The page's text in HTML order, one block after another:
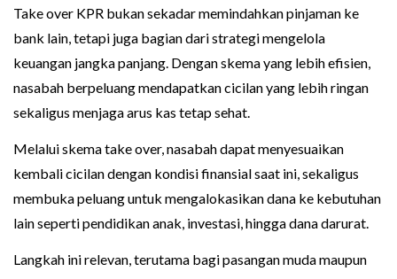
Take over KPR bukan sekadar memindahkan pinjaman ke
bank lain, tetapi juga bagian dari strategi mengelola
keuangan jangka panjang. Dengan skema yang lebih efisien,
nasabah berpeluang mendapatkan cicilan yang lebih ringan
sekaligus menjaga arus kas tetap sehat.
Melalui skema take over, nasabah dapat menyesuaikan
kembali cicilan dengan kondisi finansial saat ini, sekaligus
membuka peluang untuk mengalokasikan dana ke kebutuhan
lain seperti pendidikan anak, investasi, hingga dana darurat.
Langkah ini relevan, terutama bagi pasangan muda maupun